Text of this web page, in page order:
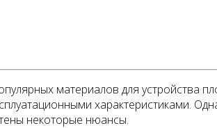
материалов для устройства
характеристиками.
некоторые нюансы.